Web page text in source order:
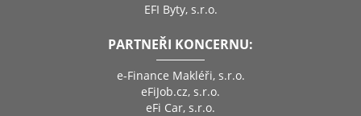
EFI Byty, s.r.o.
PARTNEŘI KONCERNU:
e-Finance Makléři, s.r.o.
eFiJob.cz, s.r.o.
eFi Car, s.r.o.